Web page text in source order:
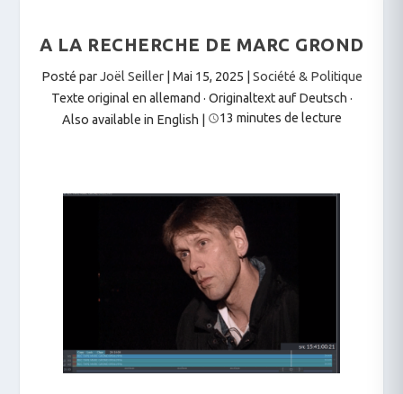
A LA RECHERCHE DE MARC GROND
Posté parJoël Seiller| Mai 15, 2025
Société & Politique
Texte original en allemand · Originaltext auf Deutsch ·
Also available in English
13 minutes de lecture